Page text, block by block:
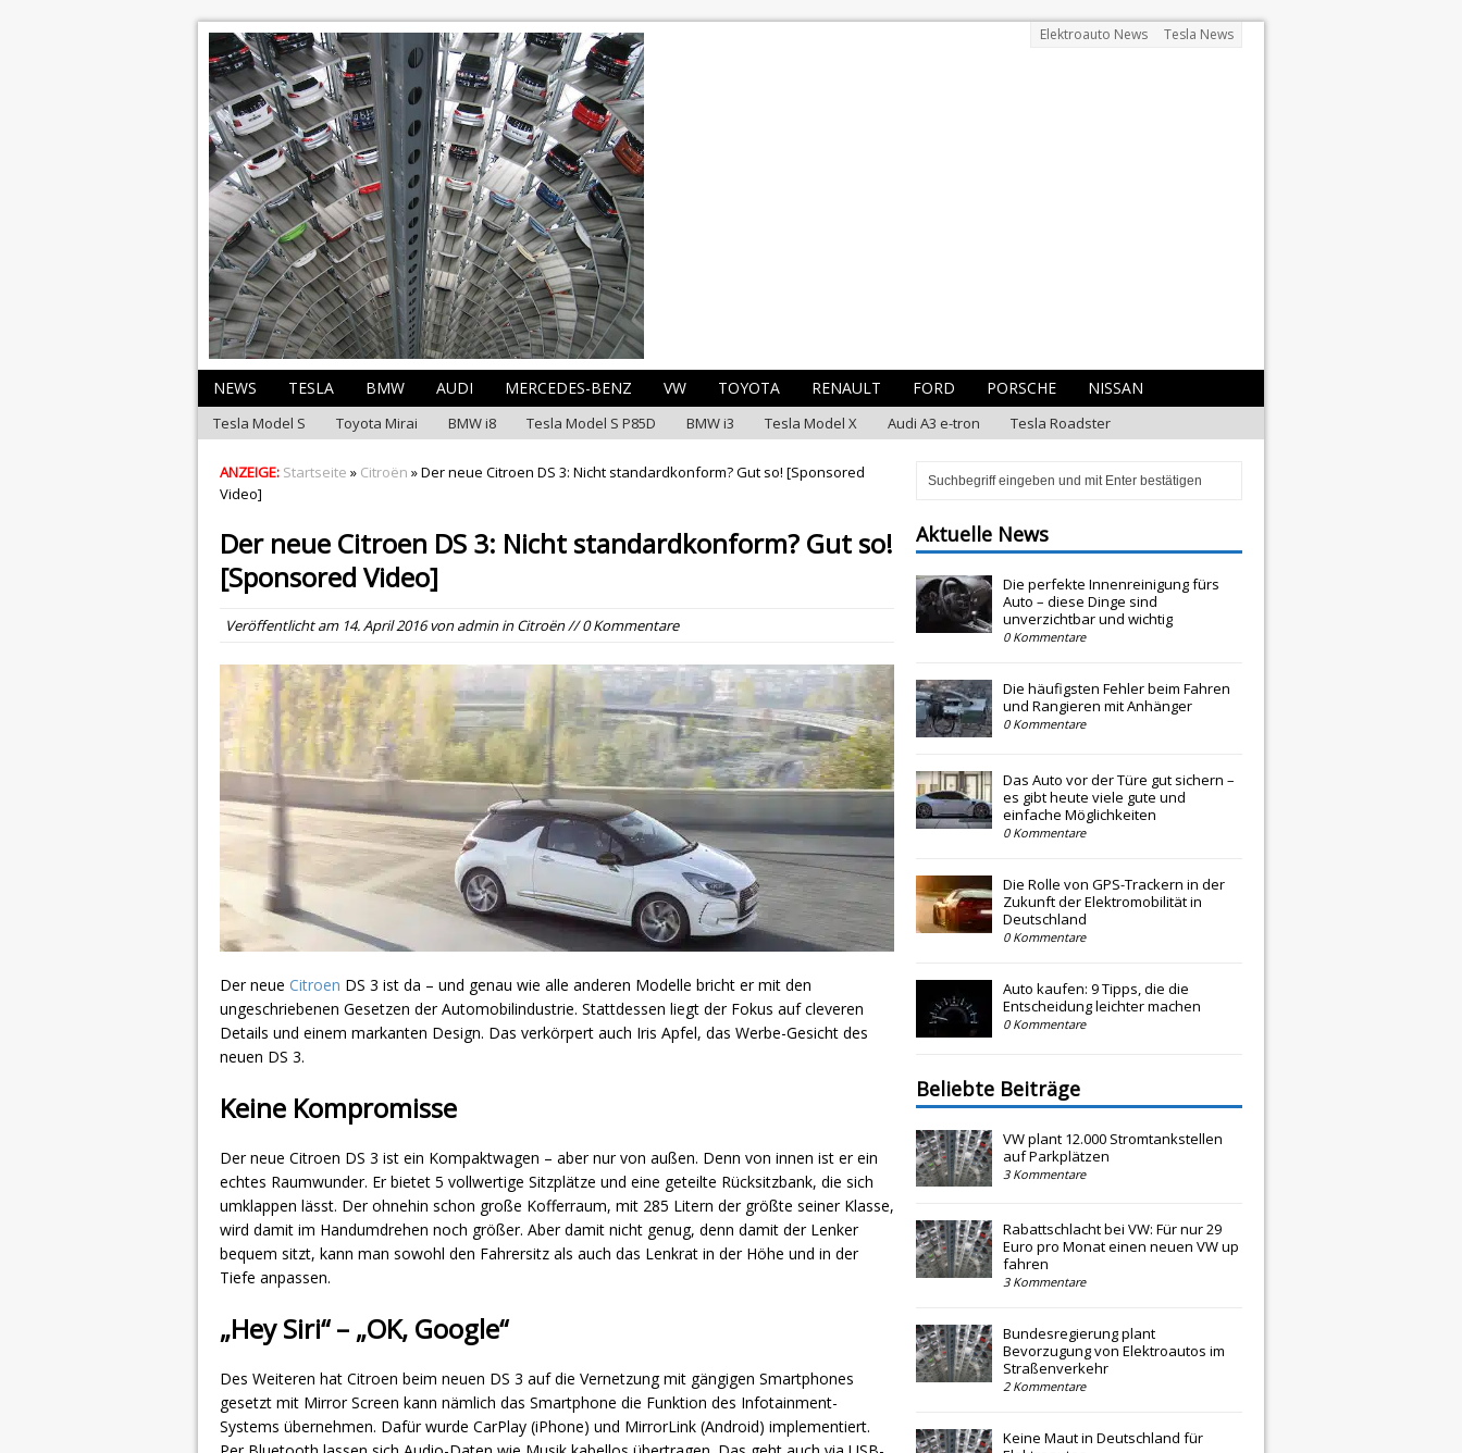
Elektroauto News Tesla News
NEWS TESLA BMW AUDI MERCEDES-BENZ VW TOYOTA RENAULT FORD PORSCHE NISSAN
Tesla Model S Toyota Mirai BMW i8 Tesla Model S P85D BMW i3 Tesla Model X Audi A3 e-tron Tesla Roadster
ANZEIGE: Startseite » Citroën » Der neue Citroen DS 3: Nicht standardkonform? Gut so! [Sponsored
Video]
Der neue Citroen DS 3: Nicht standardkonform? Gut so!
[Sponsored Video]
Veröffentlicht am 14. April 2016vonadmininCitroën// 0 Kommentare
Der neue Citroen DS 3 ist da – und genau wie alle anderen Modelle bricht er mit den
ungeschriebenen Gesetzen der Automobilindustrie. Stattdessen liegt der Fokus auf cleveren
Details und einem markanten Design. Das verkörpert auch Iris Apfel, das Werbe-Gesicht des
neuen DS 3.
Keine Kompromisse
Der neue Citroen DS 3 ist ein Kompaktwagen – aber nur von außen. Denn von innen ist er ein
echtes Raumwunder. Er bietet 5 vollwertige Sitzplätze und eine geteilte Rücksitzbank, die sich
umklappen lässt. Der ohnehin schon große Kofferraum, mit 285 Litern der größte seiner Klasse,
wird damit im Handumdrehen noch größer. Aber damit nicht genug, denn damit der Lenker
bequem sitzt, kann man sowohl den Fahrersitz als auch das Lenkrat in der Höhe und in der
Tiefe anpassen.
„Hey Siri“ – „OK, Google“
Des Weiteren hat Citroen beim neuen DS 3 auf die Vernetzung mit gängigen Smartphones
gesetzt mit Mirror Screen kann nämlich das Smartphone die Funktion des Infotainment-
Systems übernehmen. Dafür wurde CarPlay (iPhone) und MirrorLink (Android) implementiert.
Aktuelle News
Die perfekte Innenreinigung fürs
Auto – diese Dinge sind
unverzichtbar und wichtig
0 Kommentare
Die häufigsten Fehler beim Fahren
und Rangieren mit Anhänger
0 Kommentare
Das Auto vor der Türe gut sichern –
es gibt heute viele gute und
einfache Möglichkeiten
0 Kommentare
Die Rolle von GPS-Trackern in der
Zukunft der Elektromobilität in
Deutschland
0 Kommentare
Auto kaufen: 9 Tipps, die die
Entscheidung leichter machen
0 Kommentare
Beliebte Beiträge
VW plant 12.000 Stromtankstellen
auf Parkplätzen
3 Kommentare
Rabattschlacht bei VW: Für nur 29
Euro pro Monat einen neuen VW up
fahren
3 Kommentare
Bundesregierung plant
Bevorzugung von Elektroautos im
Straßenverkehr
2 Kommentare
Keine Maut in Deutschland für